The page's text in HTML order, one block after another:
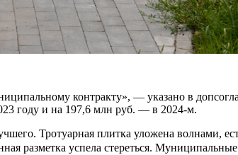
контракту», — указано в
году и на 197,6 млн руб. — в 2024-м.
Тротуарная плитка уложена волнами,
разметка успела стереться.